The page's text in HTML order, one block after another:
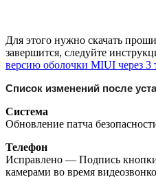
Для этого нужно скачать
завершится, следуйте
версию оболочки MIUI через 3
Список изменений после
Система
Обновление патча
Телефон
Исправлено — Подпись
камерами во время